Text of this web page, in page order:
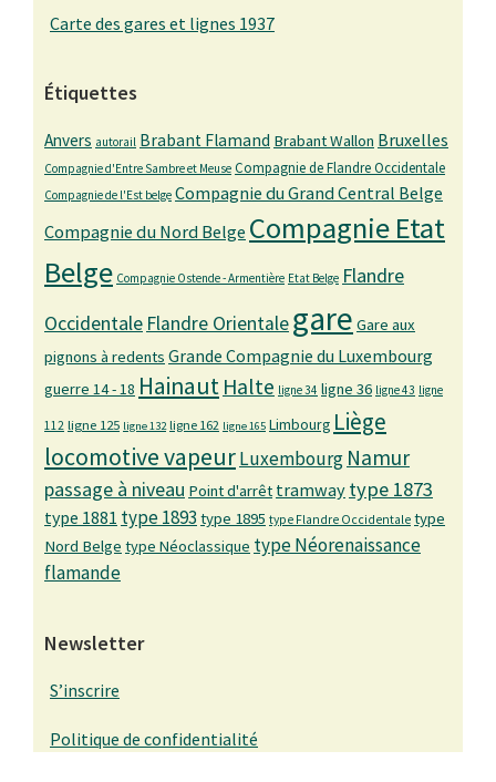
Carte des gares et lignes 1937
Étiquettes
Anvers autorail Brabant Flamand Brabant Wallon Bruxelles
Compagnie d'Entre Sambre et Meuse Compagnie de Flandre Occidentale
Compagnie de l'Est belge Compagnie du Grand Central Belge
Compagnie du Nord Belge Compagnie Etat
Belge Compagnie Ostende - Armentière Etat Belge Flandre
Occidentale Flandre Orientalegare Gare aux
pignons à redents Grande Compagnie du Luxembourg
guerre 14 - 18 Hainaut Halte ligne 34 ligne 36 ligne 43 ligne
112 ligne 125 ligne 132 ligne 162 ligne 165 Limbourg Liège
locomotive vapeurLuxembourg Namur
passage à niveau Point d'arrêt tramway type 1873
type 1881 type 1893 type 1895 type Flandre Occidentale type
Nord Belge type Néoclassique type Néorenaissance
flamande
Newsletter
S’inscrire
Politique de confidentialité